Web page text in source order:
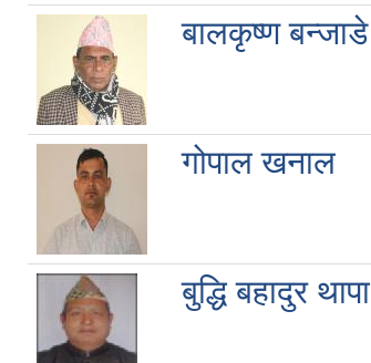
बालकृष्ण बन्जाडे
गोपाल खनाल
बुद्धि बहादुर थापा